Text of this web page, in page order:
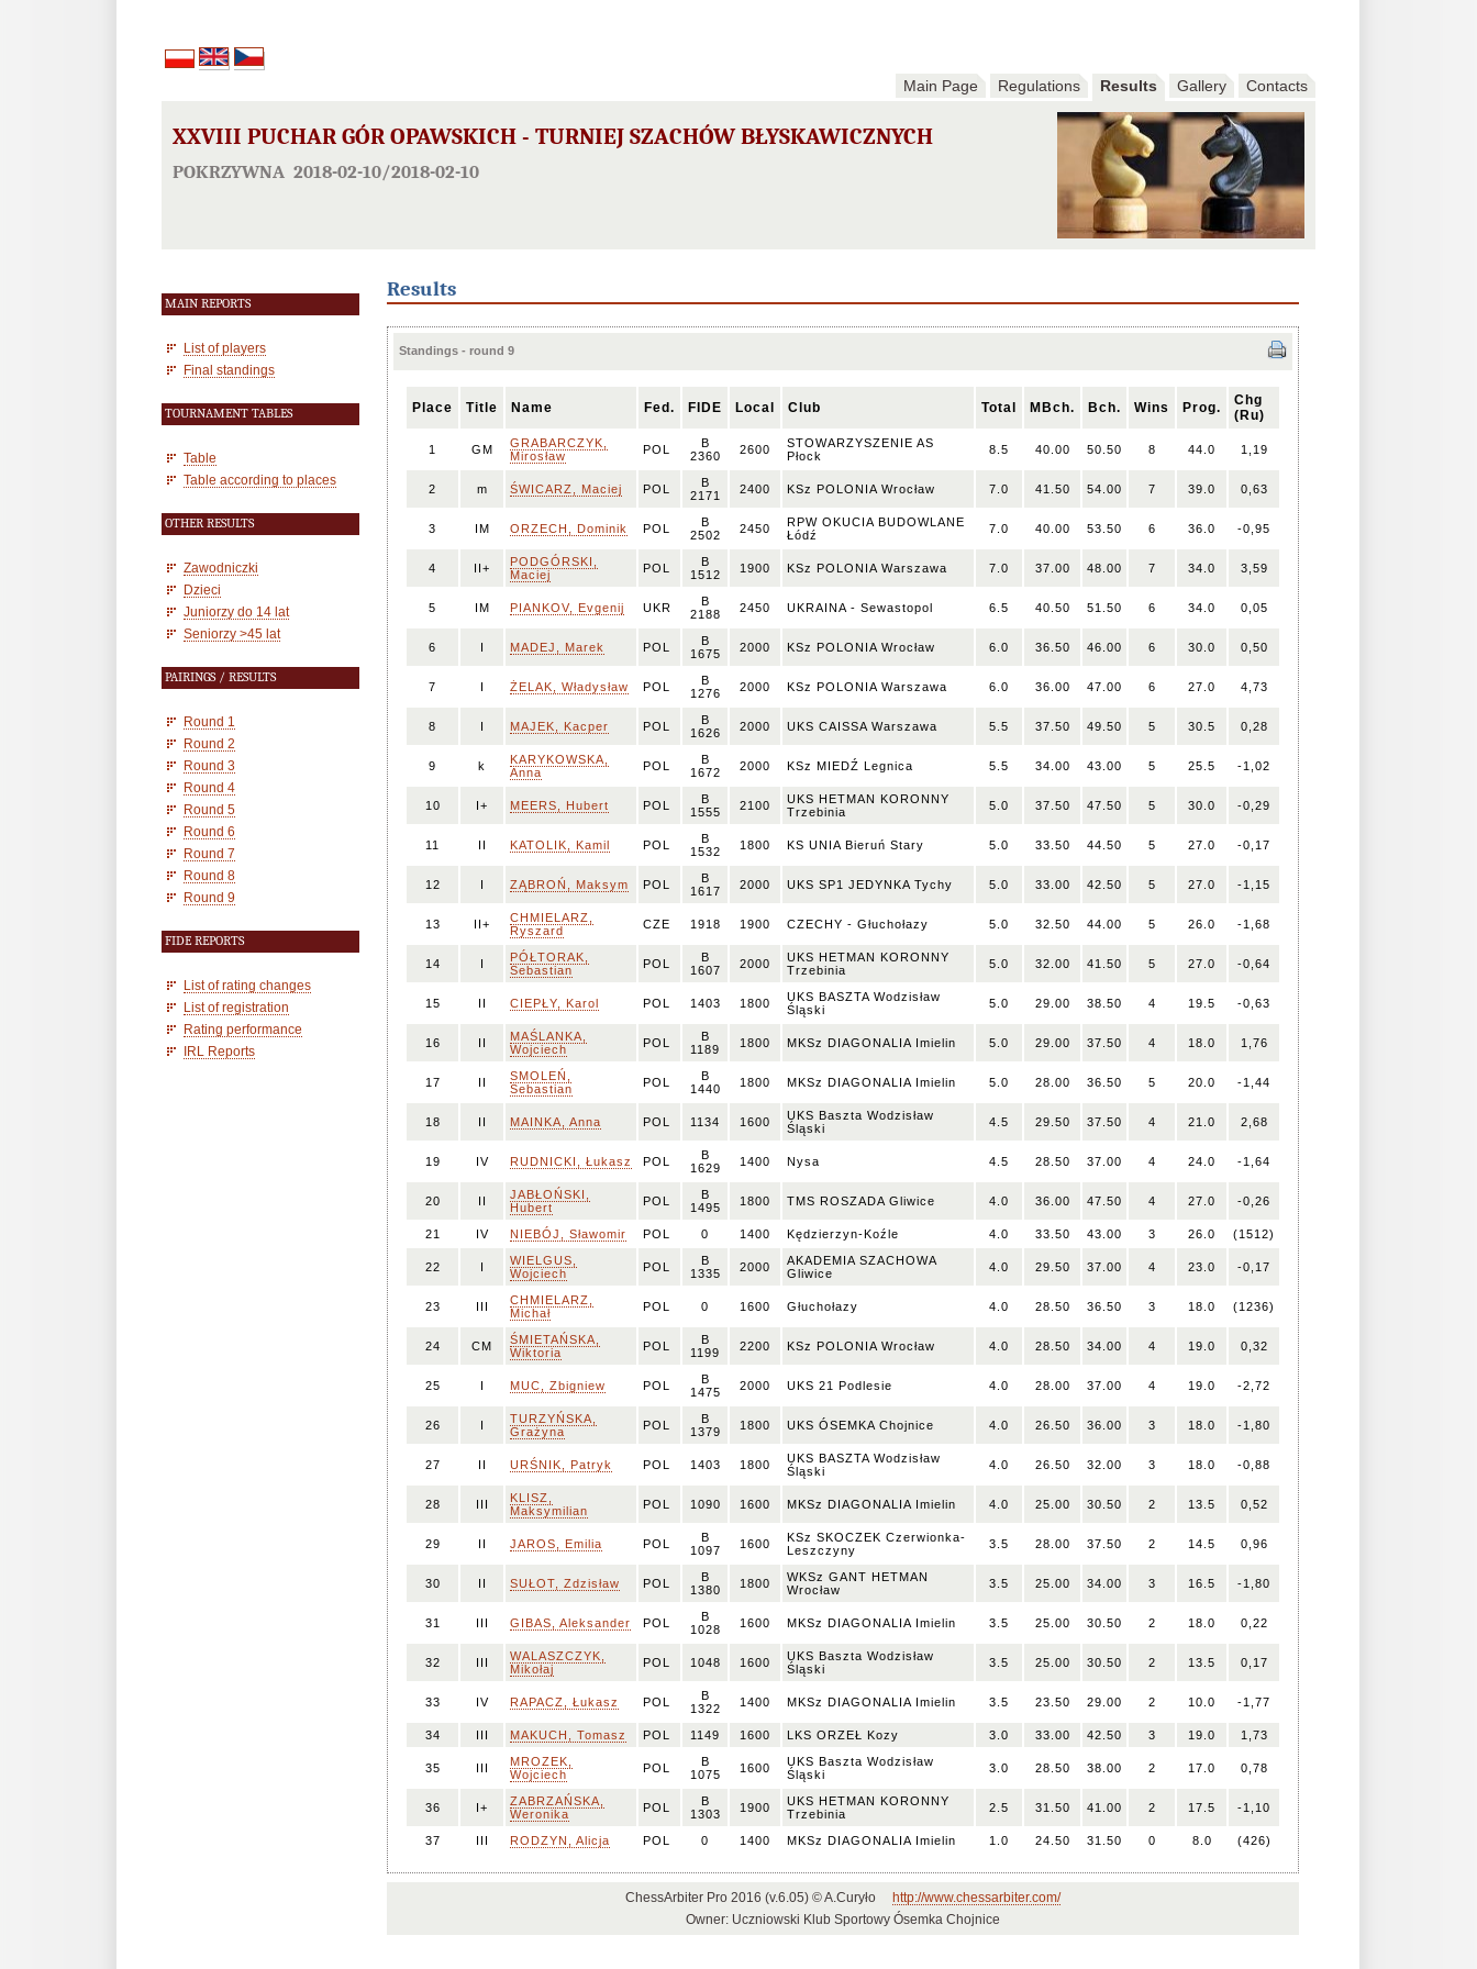
Main Page Regulations Results Gallery Contacts
XXVIII PUCHAR GÓR OPAWSKICH - TURNIEJ SZACHÓW BŁYSKAWICZNYCH
POKRZYWNA 2018-02-10/2018-02-10
MAIN REPORTS
List of players
Final standings
TOURNAMENT TABLES
Table
Table according to places
OTHER RESULTS
Zawodniczki
Dzieci
Juniorzy do 14 lat
Seniorzy >45 lat
PAIRINGS / RESULTS
Round 1
Round 2
Round 3
Round 4
Round 5
Round 6
Round 7
Round 8
Round 9
FIDE REPORTS
List of rating changes
List of registration
Rating performance
IRL Reports
Results
Standings - round 9
Place Title Name Fed. FIDE Local Club Total MBch. Bch. Wins Prog.
Chg
(Ru)
1 GM
GRABARCZYK,
Mirosław
POL
B
2360
2600
STOWARZYSZENIE AS
Płock
8.5 40.00 50.50 8 44.0 1,19
2 m ŚWICARZ, Maciej POL
B
2171
2400 KSz POLONIA Wrocław 7.0 41.50 54.00 7 39.0 0,63
3 IM ORZECH, Dominik POL
B
2502
2450
RPW OKUCIA BUDOWLANE
Łódź
7.0 40.00 53.50 6 36.0 -0,95
4 II+
PODGÓRSKI,
Maciej
POL
B
1512
1900 KSz POLONIA Warszawa 7.0 37.00 48.00 7 34.0 3,59
5 IM PIANKOV, Evgenij UKR
B
2188
2450 UKRAINA - Sewastopol 6.5 40.50 51.50 6 34.0 0,05
6 I MADEJ, Marek POL
B
1675
2000 KSz POLONIA Wrocław 6.0 36.50 46.00 6 30.0 0,50
7 I ŻELAK, Władysław POL
B
1276
2000 KSz POLONIA Warszawa 6.0 36.00 47.00 6 27.0 4,73
8 I MAJEK, Kacper POL
B
1626
2000 UKS CAISSA Warszawa 5.5 37.50 49.50 5 30.5 0,28
9 k
KARYKOWSKA,
Anna
POL
B
1672
2000 KSz MIEDŹ Legnica 5.5 34.00 43.00 5 25.5 -1,02
10 I+ MEERS, Hubert POL
B
1555
2100
UKS HETMAN KORONNY
Trzebinia
5.0 37.50 47.50 5 30.0 -0,29
11 II KATOLIK, Kamil POL
B
1532
1800 KS UNIA Bieruń Stary 5.0 33.50 44.50 5 27.0 -0,17
12 I ZĄBROŃ, Maksym POL
B
1617
2000 UKS SP1 JEDYNKA Tychy 5.0 33.00 42.50 5 27.0 -1,15
13 II+
CHMIELARZ,
Ryszard
CZE 1918 1900 CZECHY - Głuchołazy 5.0 32.50 44.00 5 26.0 -1,68
14 I
PÓŁTORAK,
Sebastian
POL
B
1607
2000
UKS HETMAN KORONNY
Trzebinia
5.0 32.00 41.50 5 27.0 -0,64
15 II CIEPŁY, Karol POL 1403 1800
UKS BASZTA Wodzisław
Śląski
5.0 29.00 38.50 4 19.5 -0,63
16 II
MAŚLANKA,
Wojciech
POL
B
1189
1800 MKSz DIAGONALIA Imielin 5.0 29.00 37.50 4 18.0 1,76
17 II
SMOLEŃ,
Sebastian
POL
B
1440
1800 MKSz DIAGONALIA Imielin 5.0 28.00 36.50 5 20.0 -1,44
18 II MAINKA, Anna POL 1134 1600
UKS Baszta Wodzisław
Śląski
4.5 29.50 37.50 4 21.0 2,68
19 IV RUDNICKI, Łukasz POL
B
1629
1400 Nysa 4.5 28.50 37.00 4 24.0 -1,64
20 II
JABŁOŃSKI,
Hubert
POL
B
1495
1800 TMS ROSZADA Gliwice 4.0 36.00 47.50 4 27.0 -0,26
21 IV NIEBÓJ, Sławomir POL 0 1400 Kędzierzyn-Koźle 4.0 33.50 43.00 3 26.0 (1512)
22 I
WIELGUS,
Wojciech
POL
B
1335
2000
AKADEMIA SZACHOWA
Gliwice
4.0 29.50 37.00 4 23.0 -0,17
23 III
CHMIELARZ,
Michał
POL 0 1600 Głuchołazy 4.0 28.50 36.50 3 18.0 (1236)
24 CM
ŚMIETAŃSKA,
Wiktoria
POL
B
1199
2200 KSz POLONIA Wrocław 4.0 28.50 34.00 4 19.0 0,32
25 I MUC, Zbigniew POL
B
1475
2000 UKS 21 Podlesie 4.0 28.00 37.00 4 19.0 -2,72
26 I
TURZYŃSKA,
Grażyna
POL
B
1379
1800 UKS ÓSEMKA Chojnice 4.0 26.50 36.00 3 18.0 -1,80
27 II URŚNIK, Patryk POL 1403 1800
UKS BASZTA Wodzisław
Śląski
4.0 26.50 32.00 3 18.0 -0,88
28 III
KLISZ,
Maksymilian
POL 1090 1600 MKSz DIAGONALIA Imielin 4.0 25.00 30.50 2 13.5 0,52
29 II JAROS, Emilia POL
B
1097
1600
KSz SKOCZEK Czerwionka-
Leszczyny
3.5 28.00 37.50 2 14.5 0,96
30 II SUŁOT, Zdzisław POL
B
1380
1800
WKSz GANT HETMAN
Wrocław
3.5 25.00 34.00 3 16.5 -1,80
31 III GIBAS, Aleksander POL
B
1028
1600 MKSz DIAGONALIA Imielin 3.5 25.00 30.50 2 18.0 0,22
32 III
WALASZCZYK,
Mikołaj
POL 1048 1600
UKS Baszta Wodzisław
Śląski
3.5 25.00 30.50 2 13.5 0,17
33 IV RAPACZ, Łukasz POL
B
1322
1400 MKSz DIAGONALIA Imielin 3.5 23.50 29.00 2 10.0 -1,77
34 III MAKUCH, Tomasz POL 1149 1600 LKS ORZEŁ Kozy 3.0 33.00 42.50 3 19.0 1,73
35 III
MROZEK,
Wojciech
POL
B
1075
1600
UKS Baszta Wodzisław
Śląski
3.0 28.50 38.00 2 17.0 0,78
36 I+
ZABRZAŃSKA,
Weronika
POL
B
1303
1900
UKS HETMAN KORONNY
Trzebinia
2.5 31.50 41.00 2 17.5 -1,10
37 III RODZYN, Alicja POL 0 1400 MKSz DIAGONALIA Imielin 1.0 24.50 31.50 0 8.0 (426)
ChessArbiter Pro 2016 (v.6.05) © A.Curyło
http://www.chessarbiter.com/
Owner: Uczniowski Klub Sportowy Ósemka Chojnice